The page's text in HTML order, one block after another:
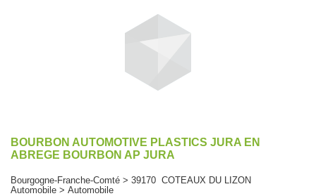
BOURBON AUTOMOTIVE PLASTICS JURA EN
ABREGE BOURBON AP JURA
Bourgogne-Franche-Comté > 39170 COTEAUX DU LIZON
Automobile > Automobile